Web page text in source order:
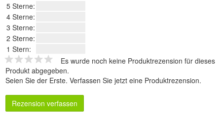
5 Sterne:
4 Sterne:
3 Sterne:
2 Sterne:
1 Stern:
Es wurde noch keine Produktrezension für dieses
Produkt abgegeben.
Seien Sie der Erste. Verfassen Sie jetzt eine Produktrezension.
Rezension verfassen